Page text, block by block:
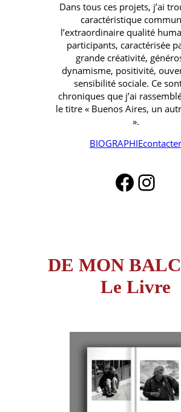
Dans tous ces projets, j’ai
caractéristique
l’extraordinaire qualité
participants, caractérisée
grande créativité,
dynamisme, positivité,
sensibilité sociale. Ce
chroniques que j’ai
le titre « Buenos Aires, un
».
BIOGRAPHIEcontacter
Facebook Instagram
DE MON
Le Livre